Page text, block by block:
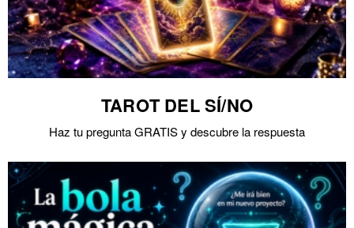
TAROT DEL SÍ/NO
Haz tu pregunta GRATIS y descubre la respuesta